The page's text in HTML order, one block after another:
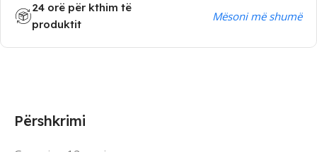
24 orë për kthim të
produktit
Mësoni më shumë
Përshkrimi